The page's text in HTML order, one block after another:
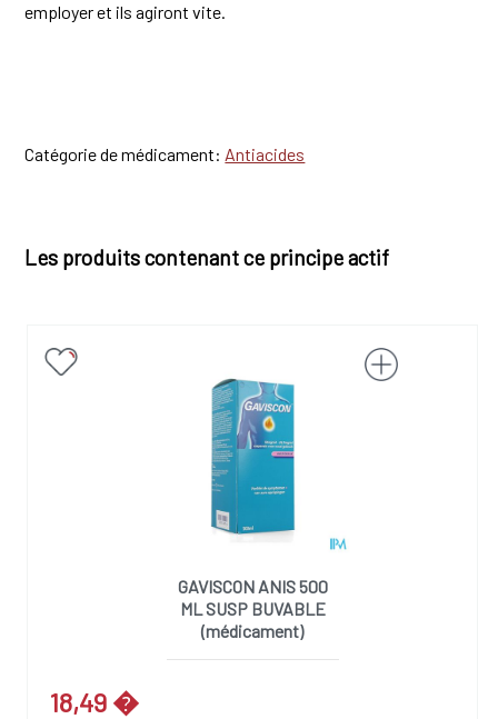
employer et ils agiront vite.
Catégorie de médicament: Antiacides
Les produits contenant ce principe actif
GAVISCON ANIS 500
ML SUSP BUVABLE
(médicament)
18,49 �